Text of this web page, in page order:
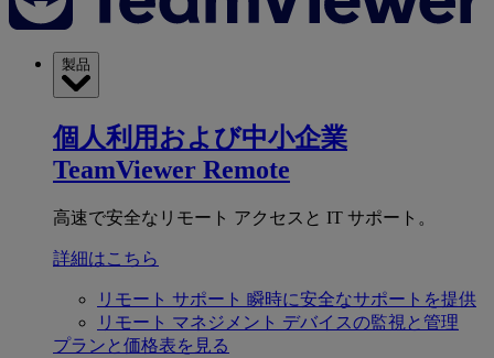
製品
個人利用および中小企業
TeamViewer Remote
高速で安全なリモート アクセスと IT サポート。
詳細はこちら
リモート サポート 瞬時に安全なサポートを提供
リモート マネジメント デバイスの監視と管理
プランと価格表を見る